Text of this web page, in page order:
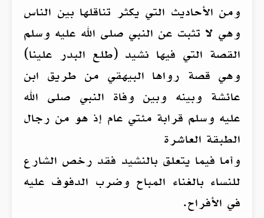
ومن الأحاديث التي يكثر تناقلها بين الناس
وهي لا تثبت عن النبي صلى الله عليه وسلم
القصة التي فيها نشيد (طلع البدر علينا)
وهي قصة رواها البيهقي من طريق ابن
عائشة وبينه وبين وفاة النبي صلى الله
عليه وسلم قرابة مئتي عام إذ هو من رجال
الطبقة العاشرة
وأما فيما يتعلق بالنشيد فقد رخص الشارع
للنساء بالغناء المباح وضرب الدفوف عليه
في الأفراح.